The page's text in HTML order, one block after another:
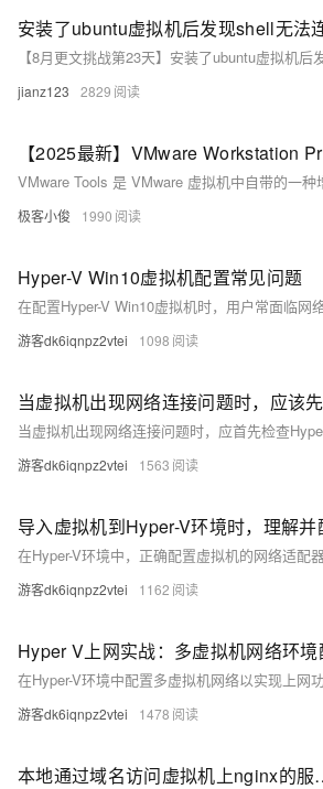
【8月更文挑战第23天】安装了ubuntu虚拟机后
jianz123 2829
【
极客小俊 1990
Hyper-V Win10虚拟机配置常见问题
游客dk6iqnpz2vtei 1098
游客dk6iqnpz2vtei 1563
游客dk6iqnpz2vtei 1162
Hyper V上网实战：多虚拟机网络环境
游客dk6iqnpz2vtei 1478
本地通过域名访问虚